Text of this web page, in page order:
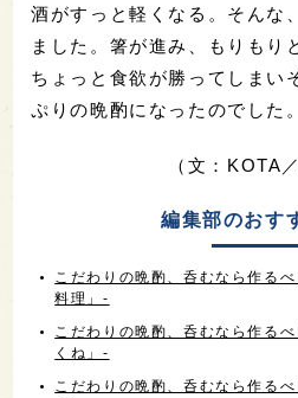
酒がすっと軽くなる。そんな
ました。箸が進み、もりもり
ちょっと食欲が勝ってしまい
ぷりの晩酌になったのでした。
（文：KOTA
編集部のおす
こだわりの晩酌、呑むなら作る
料理」-
こだわりの晩酌、呑むなら作る
くね」-
こだわりの晩酌、呑むなら作る